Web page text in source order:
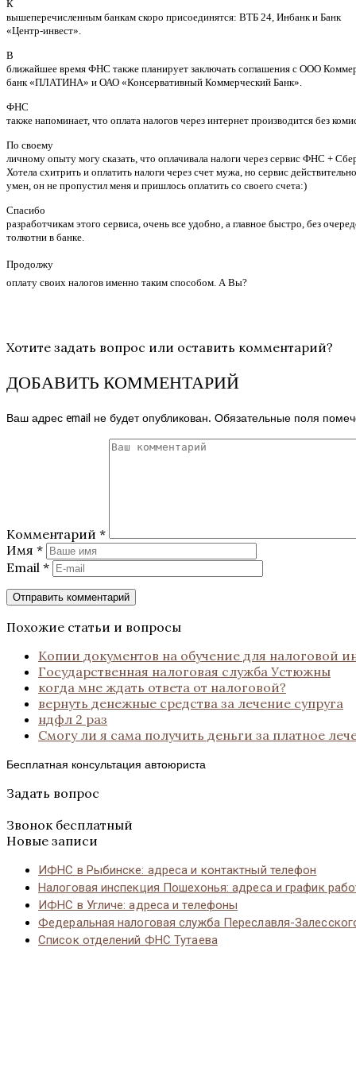
К
вышеперечисленным банкам скоро присоединятся: ВТБ 24, Инбанк и Банк
«Центр-инвест».
В
ближайшее время ФНС также планирует заключать соглашения с ООО
банк «ПЛАТИНА» и ОАО «Консервативный Коммерческий Банк».
ФНС
также напоминает, что оплата налогов через интернет производится без
По своему
личному опыту могу сказать, что оплачивала налоги через сервис ФНС +
Хотела схитрить и оплатить налоги через счет мужа, но сервис действительно
умен, он не пропустил меня и пришлось оплатить со своего счета:)
Спасибо
разработчикам этого сервиса, очень все удобно, а главное быстро, без
толкотни в банке.
Продолжу
оплату своих налогов именно таким способом. А Вы?
Хотите задать вопрос или оставить комментарий?
ДОБАВИТЬ КОММЕНТАРИЙ
Ваш адрес email не будет опубликован. Обязательные поля
Комментарий *
Имя *
Email *
Похожие статьи и вопросы
Копии документов на обучение для налоговой
Государственная налоговая служба Устюжны
когда мне ждать ответа от налоговой?
вернуть денежные средства за лечение супруга
ндфл 2 раз
Смогу ли я сама получить деньги за платное
Бесплатная консультация автоюриста
Задать вопрос
Звонок бесплатный
Новые записи
ИФНС в Рыбинске: адреса и контактный телефон
Налоговая инспекция Пошехонья: адреса и график
ИФНС в Угличе: адреса и телефоны
Федеральная налоговая служба Переславля-
Список отделений ФНС Тутаева